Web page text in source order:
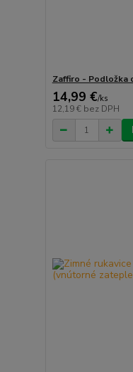
Zaffiro - Podložka
14,99 €/ks
12,19 € bez DPH